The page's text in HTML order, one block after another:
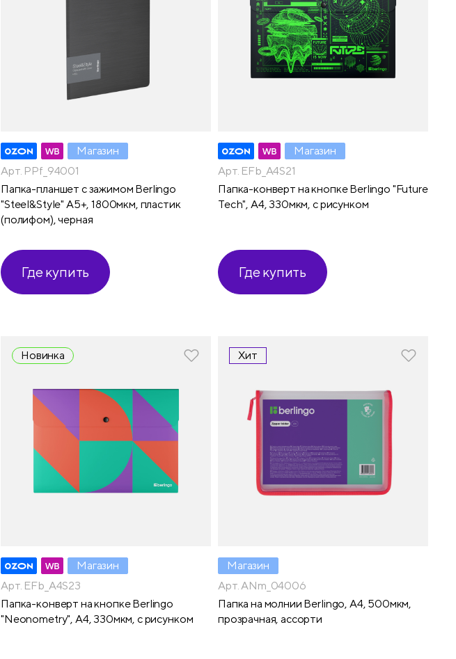
Магазин
Арт. PPf_94001
Папка-планшет с зажимом Berlingo
"Steel&Style" А5+, 1800мкм, пластик
(полифом), черная
Где купить
Магазин
Арт. EFb_A4S21
Папка-конверт на кнопке Berlingo "Future
Tech", А4, 330мкм, с рисунком
Где купить
Новинка
Магазин
Арт. EFb_A4S23
Папка-конверт на кнопке Berlingo
"Neonometry", А4, 330мкм, с рисунком
Хит
Магазин
Арт. ANm_04006
Папка на молнии Berlingo, А4, 500мкм,
прозрачная, ассорти